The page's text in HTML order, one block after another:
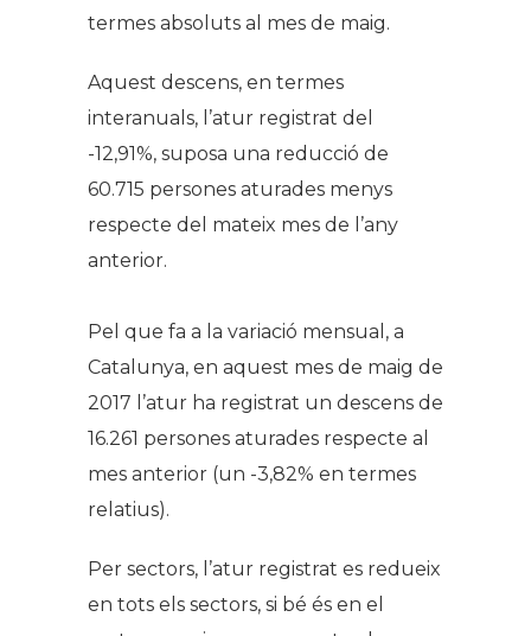
termes absoluts al mes de maig.
Aquest descens, en termes
interanuals, l’atur registrat del
-12,91%, suposa una reducció de
60.715 persones aturades menys
respecte del mateix mes de l’any
anterior.
Pel que fa a la variació mensual, a
Catalunya, en aquest mes de maig de
2017 l’atur ha registrat un descens de
16.261 persones aturades respecte al
mes anterior (un -3,82% en termes
relatius).
Per sectors, l’atur registrat es redueix
en tots els sectors, si bé és en el